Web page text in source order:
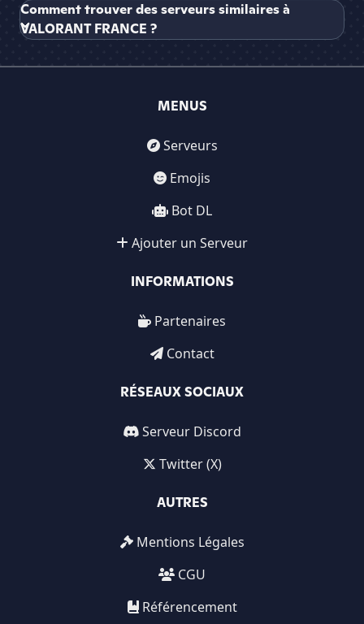
Comment trouver des serveurs similaires à
VALORANT FRANCE ?
MENUS
Serveurs
Emojis
Bot DL
Ajouter un Serveur
INFORMATIONS
Partenaires
Contact
RÉSEAUX SOCIAUX
Serveur Discord
Twitter (X)
AUTRES
Mentions Légales
CGU
Référencement